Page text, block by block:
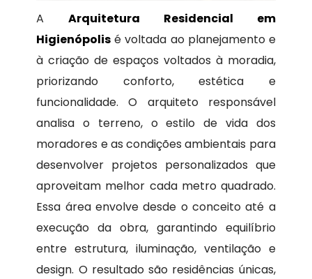
AArquitetura Residencial em
Higienópolis é voltada ao planejamento e
à criação de espaços voltados à moradia,
priorizando conforto, estética e
funcionalidade. O arquiteto responsável
analisa o terreno, o estilo de vida dos
moradores e as condições ambientais para
desenvolver projetos personalizados que
aproveitam melhor cada metro quadrado.
Essa área envolve desde o conceito até a
execução da obra, garantindo equilíbrio
entre estrutura, iluminação, ventilação e
design. O resultado são residências únicas,